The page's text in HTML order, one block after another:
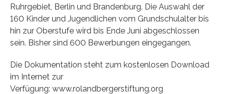
Ruhrgebiet, Berlin und Brandenburg. Die Auswahl der
160 Kinder und Jugendlichen vom Grundschulalter bis
hin zur Oberstufe wird bis Ende Juni abgeschlossen
sein. Bisher sind 600 Bewerbungen eingegangen.
Die Dokumentation steht zum kostenlosen Download
im Internet zur
Verfügung: www.rolandbergerstiftung.org